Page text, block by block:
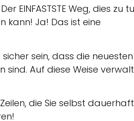
Der EINFASTSTE Weg, dies zu
kann! Ja! Das ist eine
sein, dass die neuesten
Auf diese Weise
die Sie selbst dauerhaft